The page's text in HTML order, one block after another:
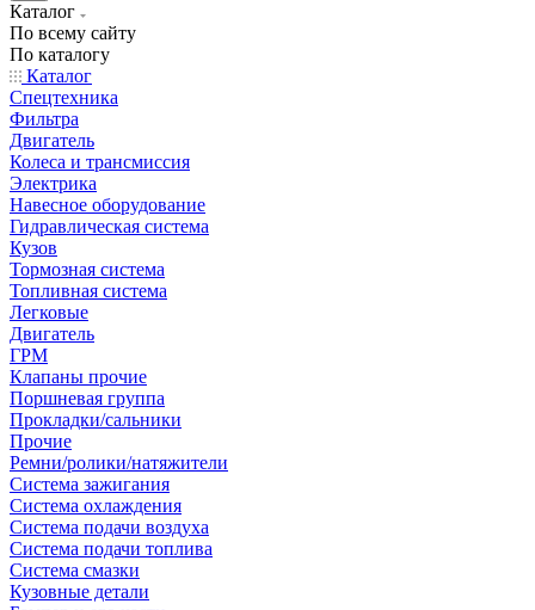
Каталог
По всему сайту
По каталогу
Каталог
Спецтехника
Фильтра
Двигатель
Колеса и трансмиссия
Электрика
Навесное оборудование
Гидравлическая система
Кузов
Тормозная система
Топливная система
Легковые
Двигатель
ГРМ
Клапаны прочие
Поршневая группа
Прокладки/сальники
Прочие
Ремни/ролики/натяжители
Система зажигания
Система охлаждения
Система подачи воздуха
Система подачи топлива
Система смазки
Кузовные детали